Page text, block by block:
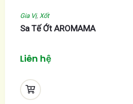
Gia Vị, Xốt
Sa Tế Ớt AROMAMA
Liên hệ